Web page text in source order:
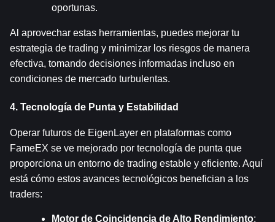
oportunas.
Al aprovechar estas herramientas, puedes mejorar tu
estrategia de trading y minimizar los riesgos de manera
efectiva, tomando decisiones informadas incluso en
condiciones de mercado turbulentas.
4. Tecnología de Punta y Estabilidad
Operar futuros de EigenLayer en plataformas como
FameEX se ve mejorado por tecnología de punta que
proporciona un entorno de trading estable y eficiente. Aquí
está cómo estos avances tecnológicos benefician a los
traders:
Motor de Coincidencia de Alto Rendimiento: